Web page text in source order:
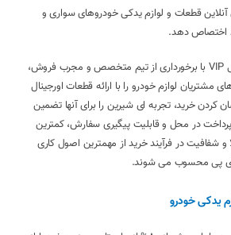
آنلاین قطعات و لوازم یدکی خودروهای سواری و
اختصاص دهد.
فروشگاه آنلاین لوازم یدکی VIP با برخورداری از تیم متخصص و مجرب فروش،
مشتریان لوازم خودرو را با ارائه قطعات اورجینال
کردن خرید، تجربه ای شیرین را برای آنها تضمین
در محل و قابلیت پیگیری سفارش، کمترین
شفافیت در فرآیند خرید از مهمترین اصول کاری
پی محسوب می شوند.
یدکی خودرو